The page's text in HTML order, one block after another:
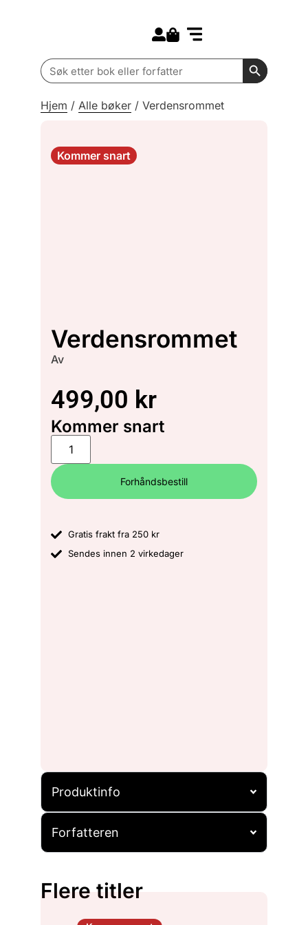
Search
for:
Search
Hjem / Alle bøker / Verdensrommet
Kommer snart
Verdensrommet
Av
499,00 kr
Kommer snart
Forhåndsbestill
Gratis frakt fra 250 kr
Sendes innen 2 virkedager
Produktinfo
Forfatteren
Flere titler